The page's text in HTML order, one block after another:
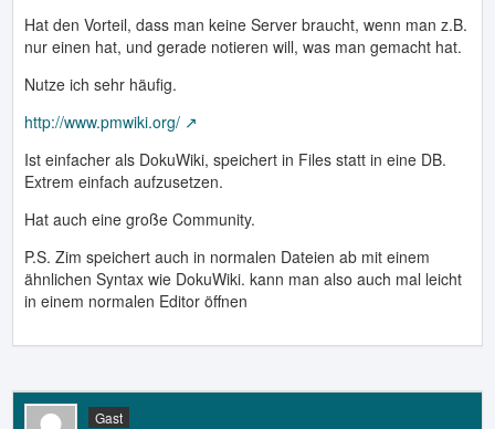
Hat den Vorteil, dass man keine Server braucht, wenn man z.B.
nur einen hat, und gerade notieren will, was man gemacht hat.
Nutze ich sehr häufig.
http://www.pmwiki.org/
Ist einfacher als DokuWiki, speichert in Files statt in eine DB.
Extrem einfach aufzusetzen.
Hat auch eine große Community.
P.S. Zim speichert auch in normalen Dateien ab mit einem
ähnlichen Syntax wie DokuWiki. kann man also auch mal leicht
in einem normalen Editor öffnen
Gast